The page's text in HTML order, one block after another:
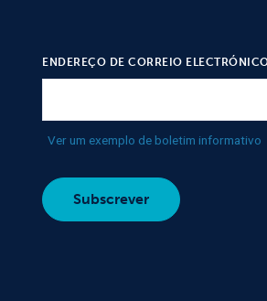
ENDEREÇO DE CORREIO
Ver um exemplo de boletim informativo